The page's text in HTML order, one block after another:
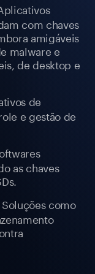
com chaves
amigáveis
malware e
de desktop e
de
e gestão de
as chaves
como